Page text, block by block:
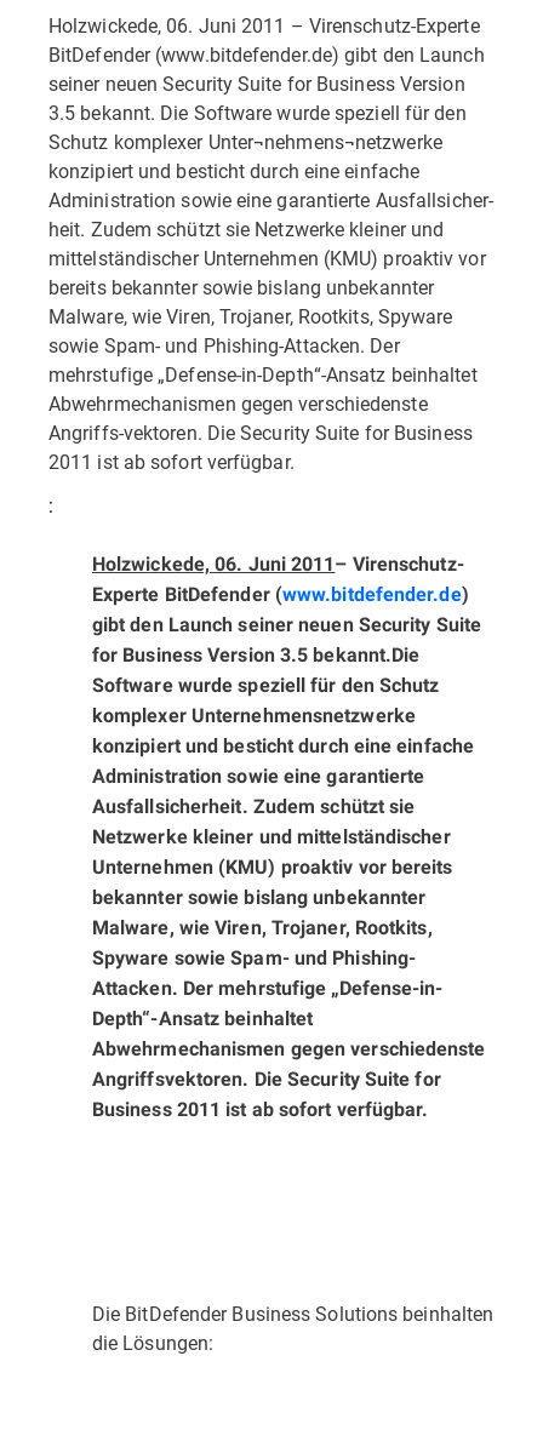
Holzwickede, 06. Juni 2011 – Virenschutz-Experte
BitDefender (www.bitdefender.de) gibt den Launch
seiner neuen Security Suite for Business Version
3.5 bekannt. Die Software wurde speziell für den
Schutz komplexer Unter¬nehmens¬netzwerke
konzipiert und besticht durch eine einfache
Administration sowie eine garantierte Ausfallsicher-
heit. Zudem schützt sie Netzwerke kleiner und
mittelständischer Unternehmen (KMU) proaktiv vor
bereits bekannter sowie bislang unbekannter
Malware, wie Viren, Trojaner, Rootkits, Spyware
sowie Spam- und Phishing-Attacken. Der
mehrstufige „Defense-in-Depth“-Ansatz beinhaltet
Abwehrmechanismen gegen verschiedenste
Angriffs-vektoren. Die Security Suite for Business
2011 ist ab sofort verfügbar.
:
Holzwickede, 06. Juni 2011– Virenschutz-
Experte BitDefender (www.bitdefender.de)
gibt den Launch seiner neuen Security Suite
for Business Version 3.5 bekannt.Die
Software wurde speziell für den Schutz
komplexer Unter­nehmens­netzwerke
konzipiert und besticht durch eine einfache
Administration sowie eine garantierte
Ausfallsicher­heit. Zudem schützt sie
Netzwerke kleiner und mittelständischer
Unternehmen (KMU) proaktiv vor bereits
bekannter sowie bislang unbekannter
Malware, wie Viren, Trojaner, Rootkits,
Spyware sowie Spam- und Phishing-
Attacken. Der mehrstufige „Defense-in-
Depth“-Ansatz beinhaltet
Abwehrmechanismen gegen verschiedenste
Angriffs­vektoren. Die Security Suite for
Business 2011 ist ab sofort verfügbar.
Die BitDefender Business Solutions beinhalten
die Lösungen: